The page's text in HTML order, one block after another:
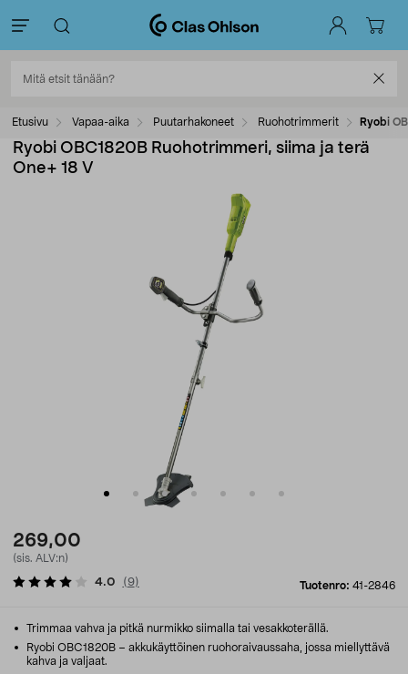
Etusivu Vapaa-aika Puutarhakoneet Ruohotrimmerit Ryobi
Ryobi OBC1820B Ruohotrimmeri, siima ja terä
One+ 18 V
269,00
(sis. ALV:n)
Tuotenro: 41-2846
4.0 (9)
Trimmaa vahva ja pitkä nurmikko siimalla tai vesakkoterällä.
Ryobi OBC1820B – akkukäyttöinen ruohoraivaussaha, jossa miellyttävä
kahva ja valjaat.